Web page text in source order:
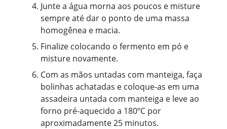
Junte a água morna aos poucos e misture
sempre até dar o ponto de uma massa
homogênea e macia.
Finalize colocando o fermento em pó e
misture novamente.
Com as mãos untadas com manteiga, faça
bolinhas achatadas e coloque-as em uma
assadeira untada com manteiga e leve ao
forno pré-aquecido a 180ºC por
aproximadamente 25 minutos.